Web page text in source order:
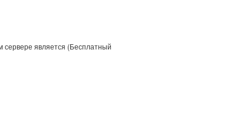
сервере является (Бесплатный